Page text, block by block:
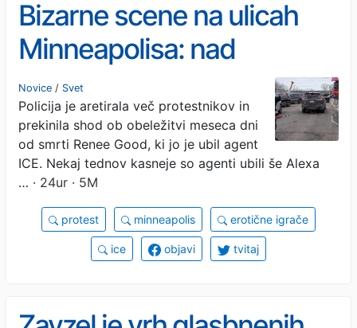
Bizarne scene na ulicah
Minneapolisa: nad
policiste z erotičnimi
igračami
Novice / Svet
Policija je aretirala več protestnikov in
prekinila shod ob obeležitvi meseca dni
od smrti Renee Good, ki jo je ubil agent
ICE. Nekaj tednov kasneje so agenti ubili še Alexa
… · 24ur · 5M
protest minneapolis erotične igrače
ice objavi tvitaj